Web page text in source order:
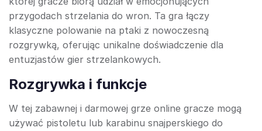
przygodach strzelania do wron. Ta gra łączy
klasyczne polowanie na ptaki z nowoczesną
rozgrywką, oferując unikalne doświadczenie dla
entuzjastów gier strzelankowych.
Rozgrywka i funkcje
W tej zabawnej i darmowej grze online gracze mogą
używać pistoletu lub karabinu snajperskiego do